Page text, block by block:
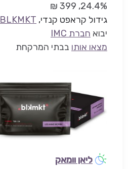
24.4%, 399 ₪
גידול קראפט קנדי, BLKMKT
יבוא חברת IMC
מצאו אותו בבתי המרקחת
ליאן וומאק